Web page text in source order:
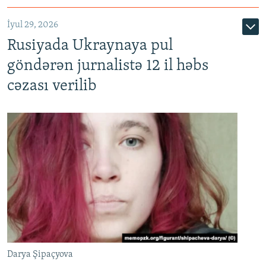
İyul 29, 2026
Rusiyada Ukraynaya pul
göndərən jurnalistə 12 il həbs
cəzası verilib
Darya Şipaçyova